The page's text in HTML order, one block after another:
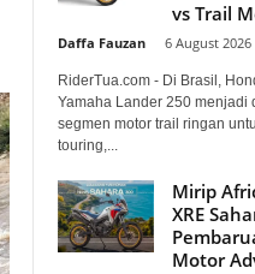
vs Trail
Daffa Fauzan 6 August 2026
RiderTua.com - Di Brasil,
Yamaha Lander 250 menjadi
segmen motor trail ringan
touring,...
Mirip
XRE
Motor